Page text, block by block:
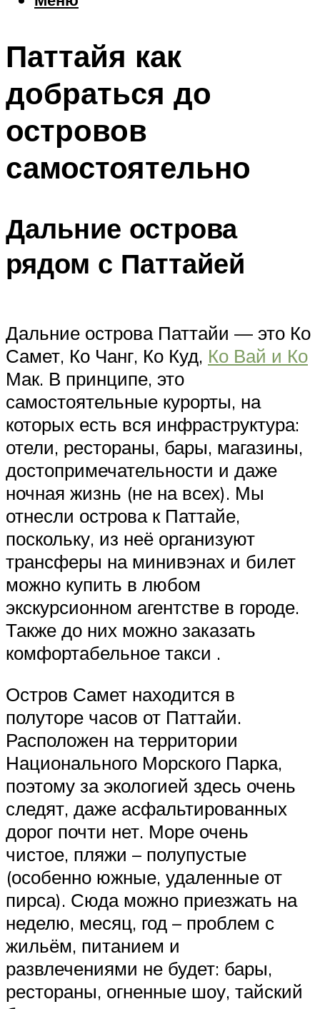
Шоппинг
Что посетить
Меню
Паттайя как
добраться до
островов
самостоятельно
Дальние острова
рядом с Паттайей
Дальние острова Паттайи — это Ко
Самет, Ко Чанг, Ко Куд, Ко Вай и Ко
Мак. В принципе, это
самостоятельные курорты, на
которых есть вся инфраструктура:
отели, рестораны, бары, магазины,
достопримечательности и даже
ночная жизнь (не на всех). Мы
отнесли острова к Паттайе,
поскольку, из неё организуют
трансферы на минивэнах и билет
можно купить в любом
экскурсионном агентстве в городе.
Также до них можно заказать
комфортабельное такси .
Остров Самет находится в
полуторе часов от Паттайи.
Расположен на территории
Национального Морского Парка,
поэтому за экологией здесь очень
следят, даже асфальтированных
дорог почти нет. Море очень
чистое, пляжи – полупустые
(особенно южные, удаленные от
пирса). Сюда можно приезжать на
неделю, месяц, год – проблем с
жильём, питанием и
развлечениями не будет: бары,
рестораны, огненные шоу, тайский